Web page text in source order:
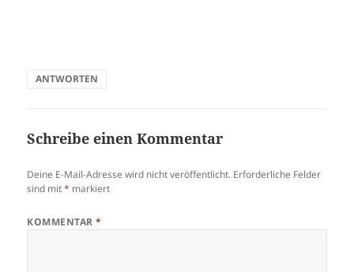
ANTWORTEN
Schreibe einen Kommentar
Deine E-Mail-Adresse wird nicht veröffentlicht. Erforderliche Felder
sind mit* markiert
KOMMENTAR*